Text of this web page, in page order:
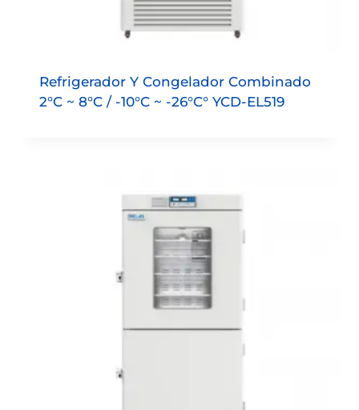
Refrigerador Y Congelador Combinado
2°C ~ 8°C / -10°C ~ -26°C° YCD-EL519